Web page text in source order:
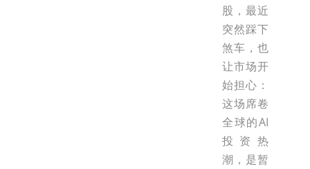
股，最近
突然踩下
煞车，也
让市场开
始担心：
这场席卷
全球的AI
投资热
潮，是暂